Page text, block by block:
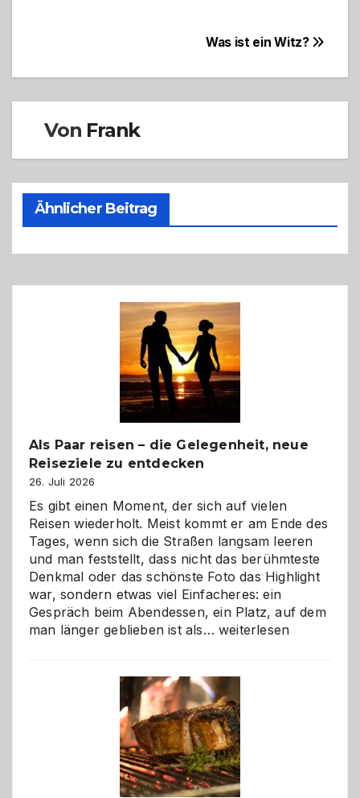
Beitragsnavigation
Was ist ein Witz?
Von Frank
Ähnlicher Beitrag
Als Paar reisen – die Gelegenheit, neue
Reiseziele zu entdecken
26. Juli 2026
Es gibt einen Moment, der sich auf vielen
Reisen wiederholt. Meist kommt er am Ende des
Tages, wenn sich die Straßen langsam leeren
und man feststellt, dass nicht das berühmteste
Denkmal oder das schönste Foto das Highlight
war, sondern etwas viel Einfacheres: ein
Gespräch beim Abendessen, ein Platz, auf dem
man länger geblieben ist als… Als
–
die
Gelegenheit,
neue
Reiseziele
zu
entdecken
weiterlesen